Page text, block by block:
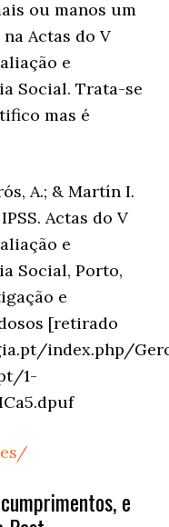
ou manos um
Actas do V
e
Social. Trata-se
mas é
A.; & Martín I.
Actas do V
e
Social, Porto,
e
[retirado
index.php/
1-
e